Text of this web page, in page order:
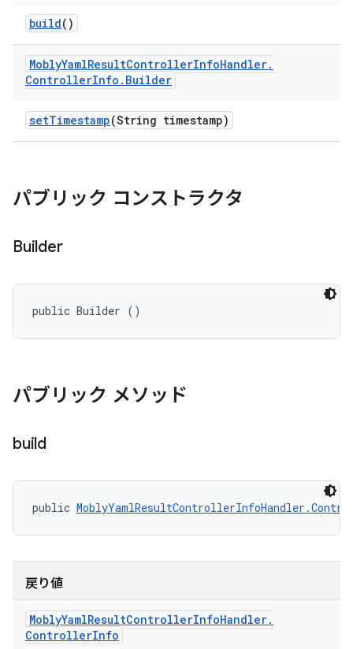
build()
MoblyYamlResultControllerInfoHandler.
ControllerInfo . Builder
setTimestamp(String timestamp)
パブリック コンストラクタ
Builder
public Builder ()
パブリック メソッド
build
public
戻り値
MoblyYamlResultControllerInfoHandler.
ControllerInfo